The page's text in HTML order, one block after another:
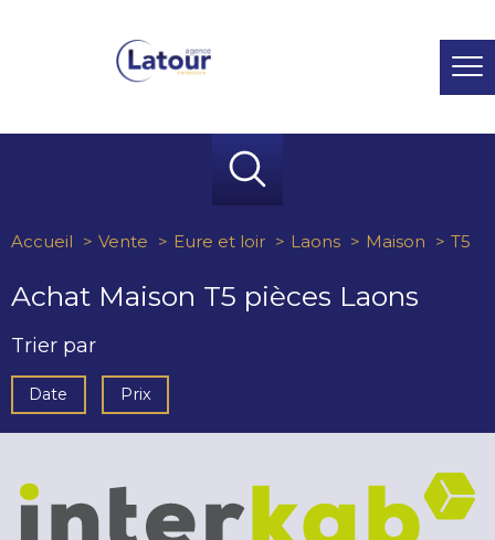
Accueil Vente Eure et loir Laons Maison T5
Achat Maison T5 pièces Laons
Trier par
Date Prix